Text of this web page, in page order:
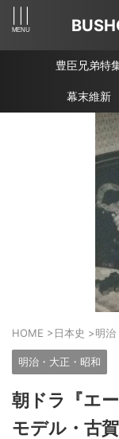
豊臣兄弟特
幕末維新
HOME >日本史 >明治
明治・大正・昭和
朝ドラ『エ
モデル・古